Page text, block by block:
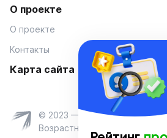
О проекте
О проекте
Контакты
Карта сайта
© 2023 — Coinmania
Возрастное ограничение 16+